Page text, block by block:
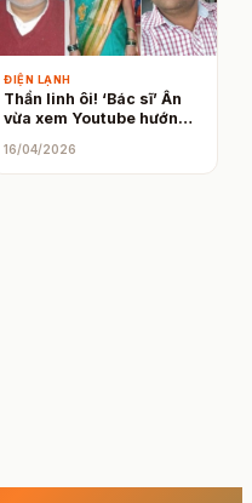
ĐIỆN LẠNH
Thần linh ôi! ‘Bác sĩ’ Ấn
vừa xem Youtube hướng
thuật
16/04/2026